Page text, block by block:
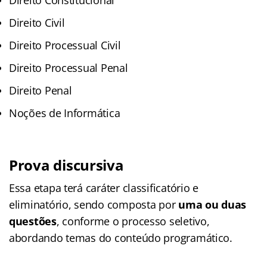
Direito Civil
Direito Processual Civil
Direito Processual Penal
Direito Penal
Noções de Informática
Prova discursiva
Essa etapa terá caráter classificatório e
eliminatório, sendo composta por uma ou duas
questões, conforme o processo seletivo,
abordando temas do conteúdo programático.